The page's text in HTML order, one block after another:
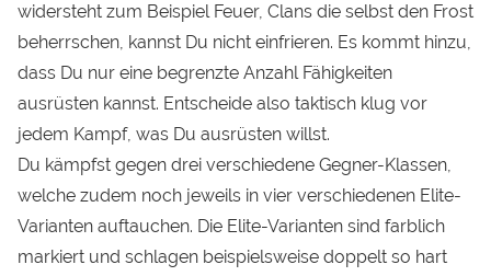
widersteht zum Beispiel Feuer, Clans die selbst den Frost
beherrschen, kannst Du nicht einfrieren. Es kommt hinzu,
dass Du nur eine begrenzte Anzahl Fähigkeiten
ausrüsten kannst. Entscheide also taktisch klug vor
jedem Kampf, was Du ausrüsten willst.
Du kämpfst gegen drei verschiedene Gegner-Klassen,
welche zudem noch jeweils in vier verschiedenen Elite-
Varianten auftauchen. Die Elite-Varianten sind farblich
markiert und schlagen beispielsweise doppelt so hart